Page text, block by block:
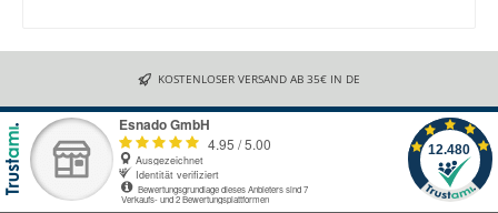
KOSTENLOSER VERSAND AB 35€ IN DE